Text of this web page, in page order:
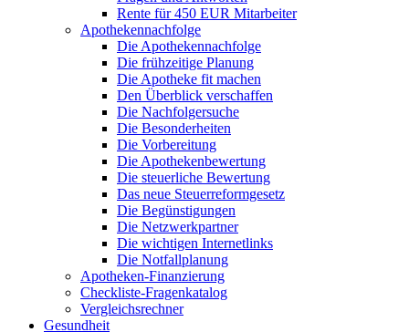
Rente für 450 EUR Mitarbeiter
Apothekennachfolge
Die Apothekennachfolge
Die frühzeitige Planung
Die Apotheke fit machen
Den Überblick verschaffen
Die Nachfolgersuche
Die Besonderheiten
Die Vorbereitung
Die Apothekenbewertung
Die steuerliche Bewertung
Das neue Steuerreformgesetz
Die Begünstigungen
Die Netzwerkpartner
Die wichtigen Internetlinks
Die Notfallplanung
Apotheken-Finanzierung
Checkliste-Fragenkatalog
Vergleichsrechner
Gesundheit